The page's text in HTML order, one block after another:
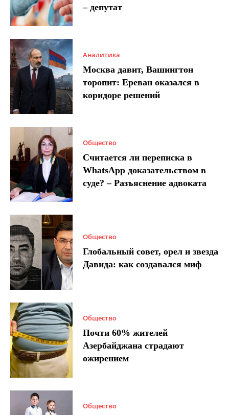
– депутат
Аналитика
Москва давит, Вашингтон
торопит: Ереван оказался в
коридоре решений
Общество
Считается ли переписка в
WhatsApp доказательством в
суде? – Разъяснение адвоката
Общество
Глобальный совет, орел и звезда
Давида: как создавался миф
Общество
Почти 60% жителей
Азербайджана страдают
ожирением
Общество